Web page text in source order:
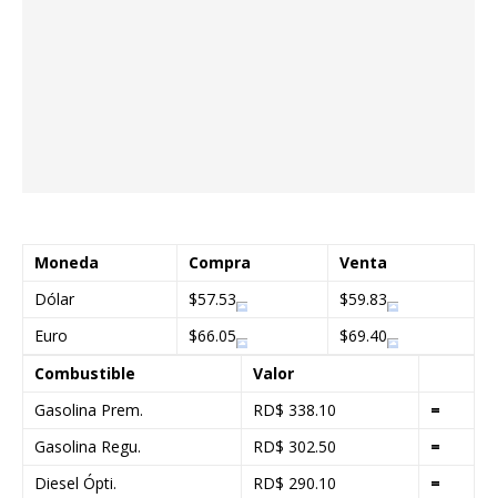
Moneda Compra
Venta
Dólar
$57.53
$59.83
Euro
$66.05
$69.40
Combustible
Valor
Gasolina Prem.
RD$ 338.10
=
Gasolina Regu.
RD$ 302.50
=
Diesel Ópti.
RD$ 290.10
=